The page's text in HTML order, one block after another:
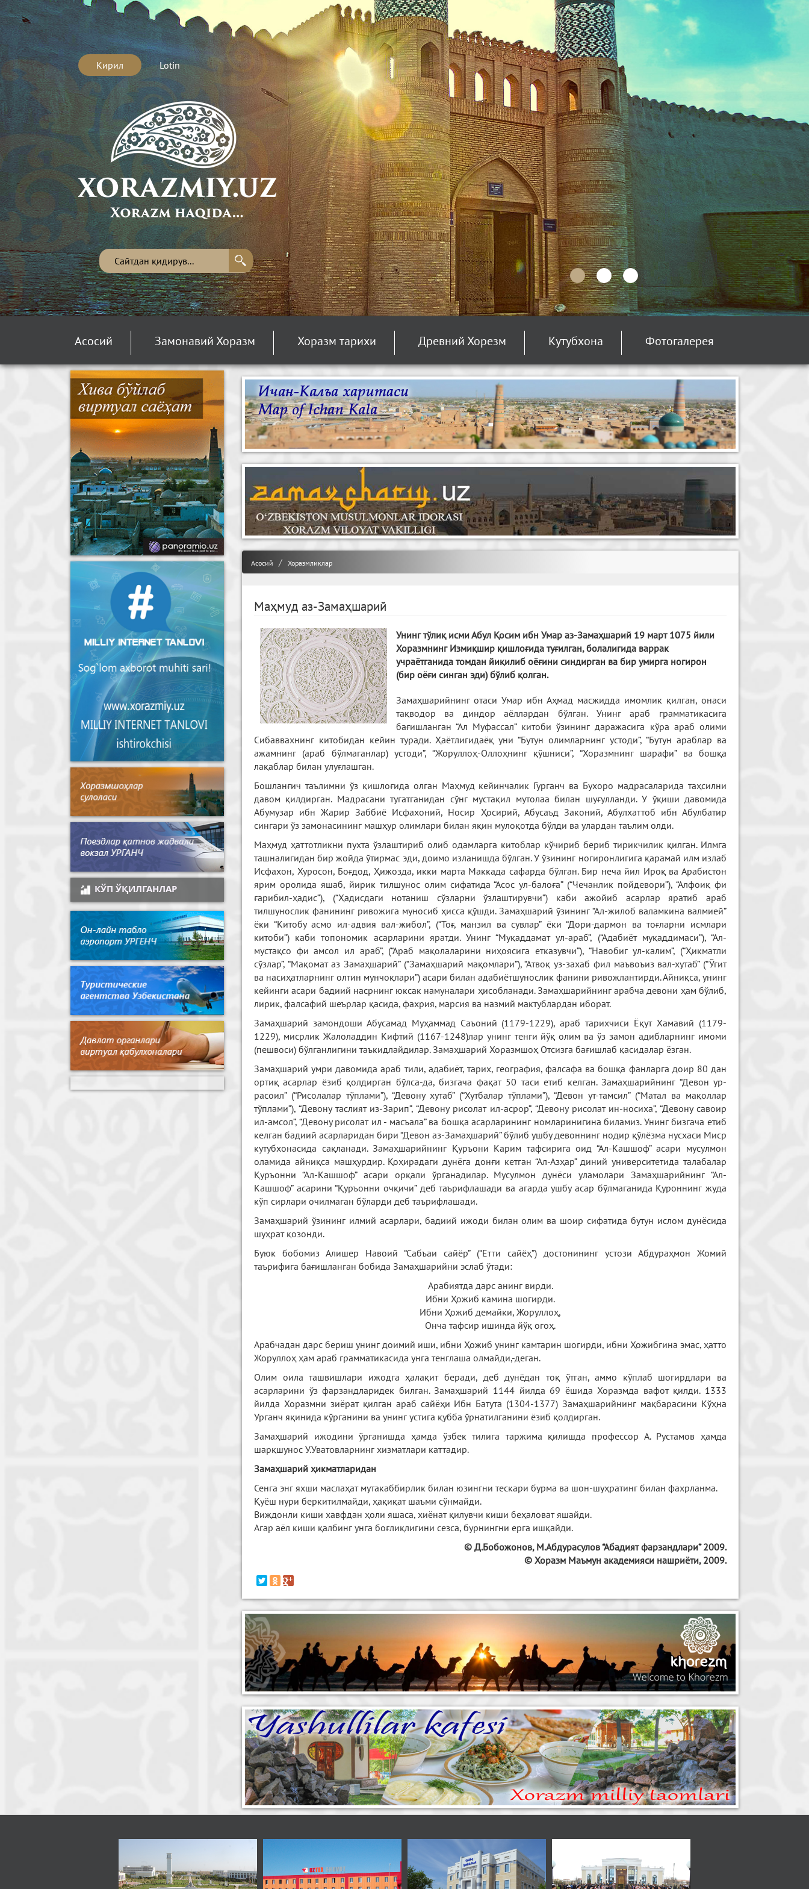
Кирил Lotin
Асосий Замонавий Хоразм Хоразм тарихи Древний Хорезм Кутубхона Фотогалерея
Асосий Хоразмликлар
Маҳмуд аз-Замаҳшарий
Унинг тўлиқ исми Абул Қосим ибн Умар аз-Замаҳшарий 19 март 1075 йили
Хоразмнинг Измиқшир қишлоғида туғилган, болалигида варрак
учраётганида томдан йиқилиб оёғини синдирган ва бир умирга ногирон
(бир оёғи синган эди) бўлиб қолган.
Замаҳшарийнинг отаси Умар ибн Аҳмад масжидда имомлик қилган, онаси
тақводор ва диндор аёллардан бўлган. Унинг араб грамматикасига
бағишланган “Ал Муфассал” китоби ўзининг даражасига кўра араб олими
Сибаввахнинг китобидан кейин туради. Ҳаётлигидаёқ уни “Бутун олимларнинг устоди”, “Бутун араблар ва
ажамнинг (араб бўлмаганлар) устоди”, “Жоруллоҳ-Оллоҳнинг қўшниси”, “Хоразмнинг шарафи” ва бошқа
лақаблар билан улуғлашган.
Бошланғич таълимни ўз қишлоғида олган Маҳмуд кейинчалик Гурганч ва Бухоро мадрасаларида таҳсилни
давом қилдирган. Мадрасани тугатганидан сўнг мустақил мутолаа билан шуғулланди. У ўқиши давомида
Абумузар ибн Жарир Заббиё Исфахоний, Носир Ҳосирий, Абусаъд Законий, Абулхаттоб ибн Абулбатир
сингари ўз замонасининг машҳур олимлари билан яқин мулоқотда бўлди ва улардан таълим олди.
Маҳмуд ҳаттотликни пухта ўзлаштириб олиб одамларга китоблар кўчириб бериб тирикчилик қилган. Илмга
ташналигидан бир жойда ўтирмас эди, доимо изланишда бўлган. У ўзининг ногиронлигига қарамай илм излаб
Исфахон, Хуросон, Боғдод, Ҳижозда, икки марта Маккада сафарда бўлган. Бир неча йил Ироқ ва Арабистон
ярим оролида яшаб, йирик тилшунос олим сифатида “Асос ул-балоға” (“Чечанлик пойдевори”), “Алфоиқ фи
ғарибил-ҳадис”), (“Ҳадисдаги нотаниш сўзларни ўзлаштирувчи”) каби ажойиб асарлар яратиб араб
тилшунослик фанининг ривожига муносиб ҳисса қўшди. Замаҳшарий ўзининг “Ал-жилоб валамкина валмией”
ёки “Китобу асмо ил-адвия вал-жибол”, (“Тоғ, манзил ва сувлар” ёки “Дори-дармон ва тоғларни исмлари
китоби”) каби топономик асарларини яратди. Унинг “Муқаддамат ул-араб”, (“Адабиёт муқаддимаси”), “Ал-
мустақсо фи амсол ил араб”, (“Араб мақолаларини ниҳоясига етказувчи”), “Навобиг ул-калим”, (“Ҳикматли
сўзлар”, “Мақомат аз Замаҳшарий” (“Замаҳшарий мақомлари”), “Атвоқ уз-захаб фил маъвоъиз вал-хутаб” (“Ўгит
ва насиҳатларнинг олтин мунчоқлари”) асари билан адабиётшунослик фанини ривожлантирди. Айниқса, унинг
кейинги асари бадиий насрнинг юксак намуналари ҳисобланади. Замаҳшарийнинг арабча девони ҳам бўлиб,
лирик, фалсафий шеърлар қасида, фахрия, марсия ва назмий мактублардан иборат.
Замаҳшарий замондоши Абусамад Муҳаммад Саъоний (1179-1229), араб тарихчиси Ёқут Хамавий (1179-
1229), мисрлик Жалоладдин Кифтий (1167-1248)лар унинг тенги йўқ олим ва ўз замон адибларнинг имоми
(пешвоси) бўлганлигини таъкидлайдилар. Замаҳшарий Хоразмшоҳ Отсизга бағишлаб қасидалар ёзган.
Замаҳшарий умри давомида араб тили, адабиёт, тарих, география, фалсафа ва бошқа фанларга доир 80 дан
ортиқ асарлар ёзиб қолдирган бўлса-да, бизгача фақат 50 таси етиб келган. Замаҳшарийнинг “Девон ур-
расоил” (“Рисолалар тўплами”), “Девону хутаб” (“Хутбалар тўплами”), “Девон ут-тамсил” (“Матал ва мақоллар
тўплами”), “Девону таслият из-Зарип”, “Девону рисолат ил-асрор”, “Девону рисолат ин-носиха”, “Девону савоир
ил-амсол”, “Девону рисолат ил - масъала” ва бошқа асарларининг номларинигина биламиз. Унинг бизгача етиб
келган бадиий асарларидан бири “Девон аз-Замаҳшарий” бўлиб ушбу девоннинг нодир қўлёзма нусхаси Миср
кутубхонасида сақланади. Замаҳшарийнинг Қуръони Карим тафсирига оид “Ал-Кашшоф” асари мусулмон
оламида айниқса машҳурдир. Қоҳирадаги дунёга донғи кетган “Ал-Азҳар” диний университетида талабалар
Қуръонни “Ал-Кашшоф” асари орқали ўрганадилар. Мусулмон дунёси уламолари Замаҳшарийнинг “Ал-
Кашшоф” асарини “Қуръонни очқичи” деб таърифлашади ва агарда ушбу асар бўлмаганида Қуроннинг жуда
кўп сирлари очилмаган бўларди деб таърифлашади.
Замаҳшарий ўзининг илмий асарлари, бадиий ижоди билан олим ва шоир сифатида бутун ислом дунёсида
шуҳрат қозонди.
Буюк бобомиз Алишер Навоий “Сабъаи сайёр” (“Етти сайёҳ”) достонининг устози Абдураҳмон Жомий
таърифига бағишланган бобида Замаҳшарийни эслаб ўтади:
Арабиятда дарс анинг вирди.
Ибни Ҳожиб камина шогирди.
Ибни Ҳожиб демайки, Жоруллоҳ,
Онча тафсир ишинда йўқ огоҳ.
Арабчадан дарс бериш унинг доимий иши, ибни Ҳожиб унинг камтарин шогирди, ибни Ҳожибгина эмас, ҳатто
Жоруллоҳ ҳам араб грамматикасида унга тенглаша олмайди,-деган.
Олим оила ташвишлари ижодга ҳалақит беради, деб дунёдан тоқ ўтган, аммо кўплаб шогирдлари ва
асарларини ўз фарзандларидек билган. Замаҳшарий 1144 йилда 69 ёшида Хоразмда вафот қилди. 1333
йилда Хоразмни зиёрат қилган араб сайёҳи Ибн Батута (1304-1377) Замаҳшарийнинг мақбарасини Кўҳна
Урганч яқинида кўрганини ва унинг устига қубба ўрнатилганини ёзиб қолдирган.
Замаҳшарий ижодини ўрганишда ҳамда ўзбек тилига таржима қилишда профессор А. Рустамов ҳамда
шарқшунос У.Уватовларнинг хизматлари каттадир.
Замаҳшарий ҳикматларидан
Сенга энг яхши маслаҳат мутакаббирлик билан юзингни тескари бурма ва шон-шуҳратинг билан фахрланма.
Қуёш нури беркитилмайди, ҳақиқат шаъми сўнмайди.
Виждонли киши хавфдан ҳоли яшаса, хиёнат қилувчи киши беҳаловат яшайди.
Агар аёл киши қалбинг унга боғлиқлигини сезса, бурнингни ерга ишқайди.
© Д.Бобожонов, М.Абдурасулов“Абадият фарзандлари” 2009.
© Хоразм Маъмун академияси нашриёти, 2009.
КЎП ЎҚИЛГАНЛАР